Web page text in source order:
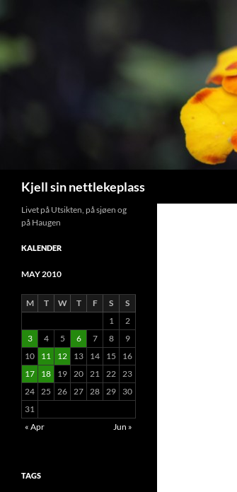
Kjell sin nettlekeplass
Livet på Utsikten, på sjøen og
på Haugen
KALENDER
MAY 2010
M T W T F S
S
1
2
3
4 5 6 7 8
9
10
11 12 13 14 15
16
17
18 19 20 21 22 23
24 25 26 27 28 29
30
31
« Apr
Jun »
TAGS